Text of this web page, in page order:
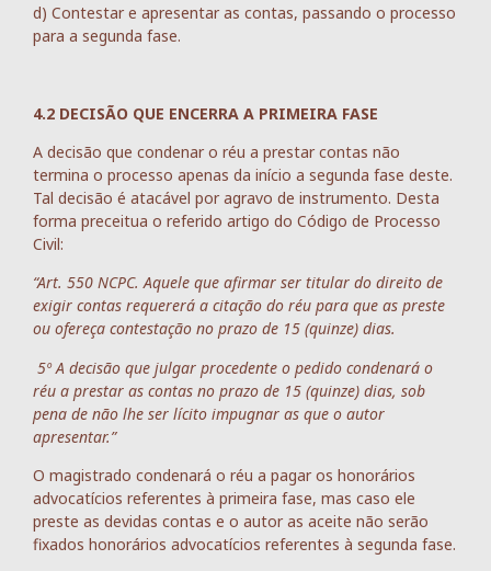
d) Contestar e apresentar as contas, passando o processo
para a segunda fase.
4.2 DECISÃO QUE ENCERRA A PRIMEIRA FASE
A decisão que condenar o réu a prestar contas não
termina o processo apenas da início a segunda fase deste.
Tal decisão é atacável por agravo de instrumento. Desta
forma preceitua o referido artigo do Código de Processo
Civil:
“Art. 550 NCPC. Aquele que afirmar ser titular do direito de
exigir contas requererá a citação do réu para que as preste
ou ofereça contestação no prazo de 15 (quinze) dias.
5º A decisão que julgar procedente o pedido condenará o
réu a prestar as contas no prazo de 15 (quinze) dias, sob
pena de não lhe ser lícito impugnar as que o autor
apresentar.”
O magistrado condenará o réu a pagar os honorários
advocatícios referentes à primeira fase, mas caso ele
preste as devidas contas e o autor as aceite não serão
fixados honorários advocatícios referentes à segunda fase.